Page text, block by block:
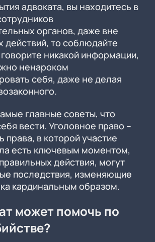
адвоката, вы находитесь в
органов, даже вне
действий, то соблюдайте
никакой информации,
ненароком
себя, даже не делая
главные советы, что
вести. Уголовное право –
права, в которой участие
есть ключевым моментом,
действия, могут
последствия, изменяющие
кардинальным образом.
может помочь по